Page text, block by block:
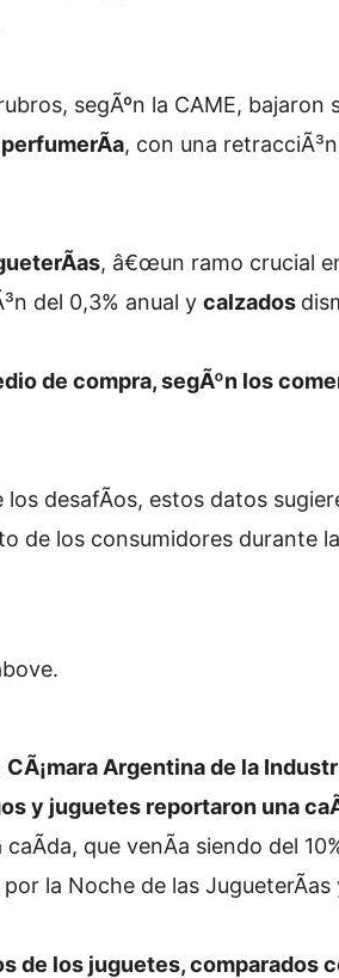
segÃºn la CAME, bajaron
, con una
, â€œun ramo crucial
del 0,3% anual y calzados
de compra, segÃºn los
desafÃ­os, estos datos
de los consumidores durante
CÃ¡mara Argentina de la
y juguetes reportaron una
que venÃ­a siendo del
la Noche de las
de los juguetes, comparados